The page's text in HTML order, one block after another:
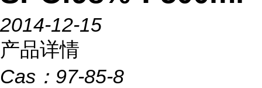
2014-12-15
产品详情
Cas： 97-85-8